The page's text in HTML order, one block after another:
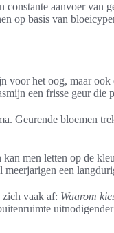
aanvoer van
op basis van
voor het oog, maar
een frisse geur die
Geurende bloemen
men letten op de
een
zich vaak af: Waarom
uitnodigender